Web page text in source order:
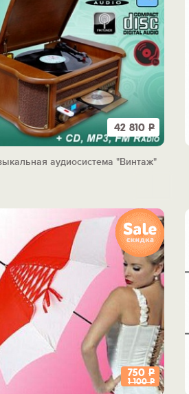
42 810 Р
аудиосистема "Винтаж"
750 Р
1 100Р